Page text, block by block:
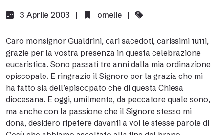
3 Aprile 2003 | omelie |
Caro monsignor Gualdrini, cari sacedoti, carissimi tutti,
grazie per la vostra presenza in questa celebrazione
eucaristica. Sono passati tre anni dalla mia ordinazione
episcopale. E ringrazio il Signore per la grazia che mi
ha fatto sia dell’episcopato che di questa Chiesa
diocesana. E oggi, umilmente, da peccatore quale sono,
ma anche con la passione che il Signore stesso mi
dona, desidero ripetere davanti a voi le stesse parole di